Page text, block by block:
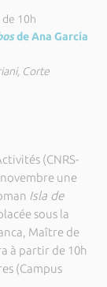
10h
de Ana García
Corte
(CNRS-
une
Isla de
sous la
Maître de
à partir de 10h
(Campus